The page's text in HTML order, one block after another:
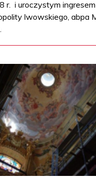
r. i uroczystym
lwowskiego, abpa